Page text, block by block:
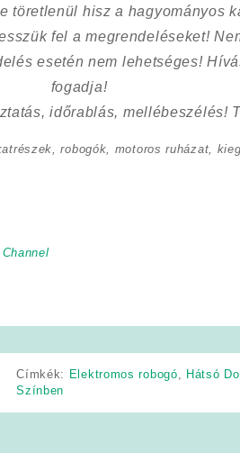
töretlenül hisz a hagyományos
fel a megrendeléseket!
esetén nem lehetséges!
fogadja!
időrablás, mellébeszélés!
robogók, motoros ruházat,
Címkék: Elektromos robogó Hátsó
Színben